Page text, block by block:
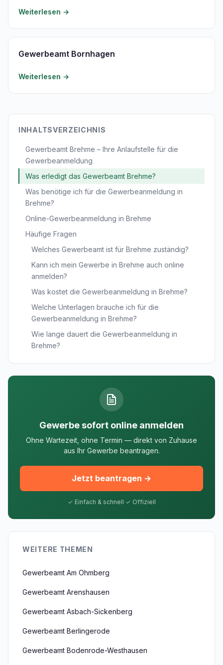
Weiterlesen →
Gewerbeamt Bornhagen
Weiterlesen →
INHALTSVERZEICHNIS
Gewerbeamt Brehme – Ihre Anlaufstelle für die
Gewerbeanmeldung
Was erledigt das Gewerbeamt Brehme?
Was benötige ich für die Gewerbeanmeldung in
Brehme?
Online-Gewerbeanmeldung in Brehme
Häufige Fragen
Welches Gewerbeamt ist für Brehme zuständig?
Kann ich mein Gewerbe in Brehme auch online
anmelden?
Was kostet die Gewerbeanmeldung in Brehme?
Welche Unterlagen brauche ich für die
Gewerbeanmeldung in Brehme?
Wie lange dauert die Gewerbeanmeldung in
Brehme?
Gewerbe sofort online anmelden
Ohne Wartezeit, ohne Termin — direkt von Zuhause
aus Ihr Gewerbe beantragen.
Jetzt beantragen →
✓ Einfach & schnell ✓ Offiziell
WEITERE THEMEN
Gewerbeamt Am Ohmberg
Gewerbeamt Arenshausen
Gewerbeamt Asbach-Sickenberg
Gewerbeamt Berlingerode
Gewerbeamt Bodenrode-Westhausen